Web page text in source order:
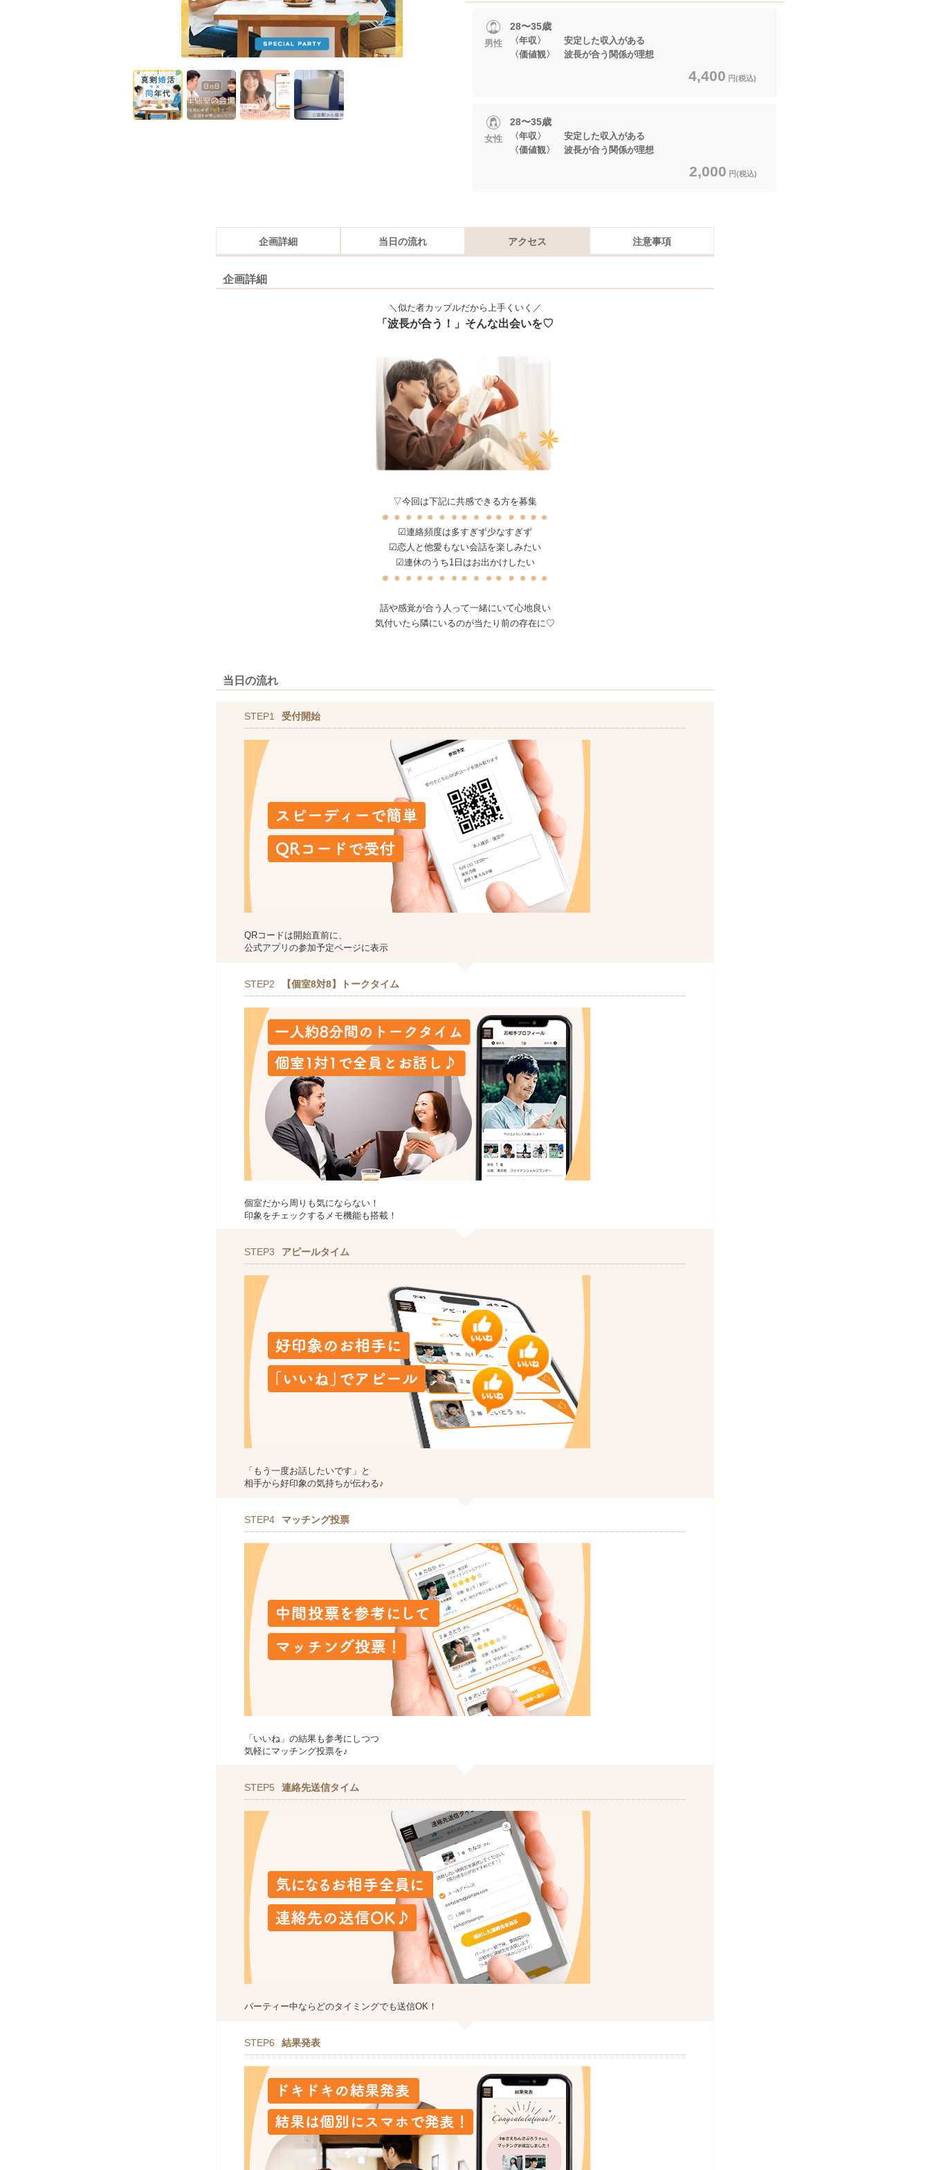
男性
28〜35歳
〈年収〉 安定した収入がある
〈価値観〉 波長が合う関係が理想
4,400 円(税込)
女性
28〜35歳
〈年収〉 安定した収入がある
〈価値観〉 波長が合う関係が理想
2,000 円(税込)
企画詳細 当日の流れ アクセス 注意事項
企画詳細
＼似た者カップルだから上手くいく／
「波長が合う！」そんな出会いを♡
▽今回は下記に共感できる方を募集
☑連絡頻度は多すぎず少なすぎず
☑恋人と他愛もない会話を楽しみたい
☑連休のうち1日はお出かけしたい
話や感覚が合う人って一緒にいて心地良い
気付いたら隣にいるのが当たり前の存在に♡
当日の流れ
STEP1 受付開始
QRコードは開始直前に、
公式アプリの参加予定ページに表示
STEP2 【個室8対8】トークタイム
個室だから周りも気にならない！
印象をチェックするメモ機能も搭載！
STEP3 アピールタイム
「もう一度お話したいです」と
相手から好印象の気持ちが伝わる♪
STEP4 マッチング投票
「いいね」の結果も参考にしつつ
気軽にマッチング投票を♪
STEP5 連絡先送信タイム
パーティー中ならどのタイミングでも送信OK！
STEP6 結果発表